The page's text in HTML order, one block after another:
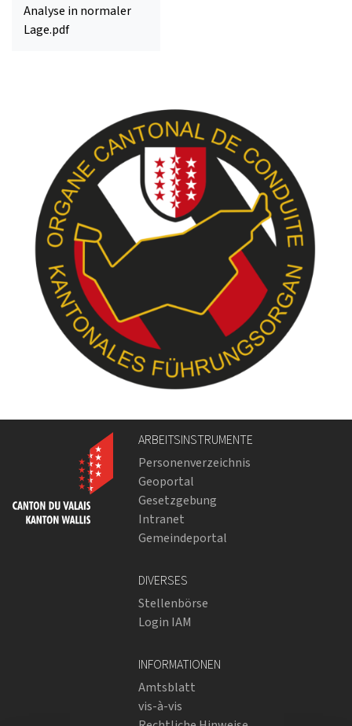
Analyse in normaler
Lage.pdf
ARBEITSINSTRUMENTE
Personenverzeichnis
Geoportal
Gesetzgebung
Intranet
Gemeindeportal
DIVERSES
Stellenbörse
Login IAM
INFORMATIONEN
Amtsblatt
vis-à-vis